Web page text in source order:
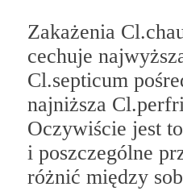
Zakażenia
cechuje
Cl.septicum
najniższa
Oczywiście jest
i poszczególne
różnić między